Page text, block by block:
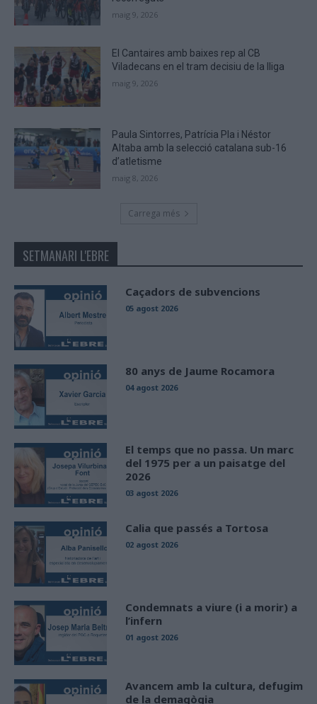
maig 9, 2026
El Cantaires amb baixes rep al CB
Viladecans en el tram decisiu de la lliga
maig 9, 2026
Paula Sintorres, Patrícia Pla i Néstor
Altaba amb la selecció catalana sub-16
d’atletisme
maig 8, 2026
Carrega més
SETMANARI L'EBRE
Caçadors de subvencions
05 agost 2026
80 anys de Jaume Rocamora
04 agost 2026
El temps que no passa. Un marc
del 1975 per a un paisatge del
2026
03 agost 2026
Calia que passés a Tortosa
02 agost 2026
Condemnats a viure (i a morir) a
l’infern
01 agost 2026
Avancem amb la cultura, defugim
de la demagògia